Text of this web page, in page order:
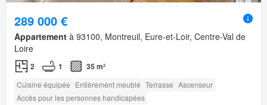
289 000 €
Appartement à 93100, Montreuil, Eure-et-Loir, Centre-Val de
Loire
2 1 35 m²
Cuisine équipée Entièrement meublé Terrasse Ascenseur
Accès pour les personnes handicapées